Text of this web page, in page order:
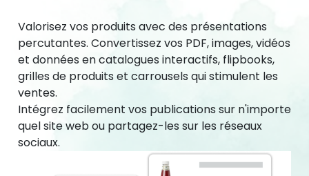
Valorisez vos produits avec des présentations
percutantes. Convertissez vos PDF, images, vidéos
et données en catalogues interactifs, flipbooks,
grilles de produits et carrousels qui stimulent les
ventes.
Intégrez facilement vos publications sur n'importe
quel site web ou partagez-les sur les réseaux
sociaux.